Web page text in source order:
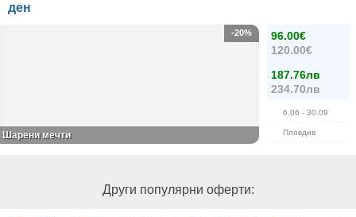
ден
96.00€
120.00€
187.76лв
234.70лв
6.06 - 30.09
Пловдив
-20%
Шарени мечти
Други популярни оферти: